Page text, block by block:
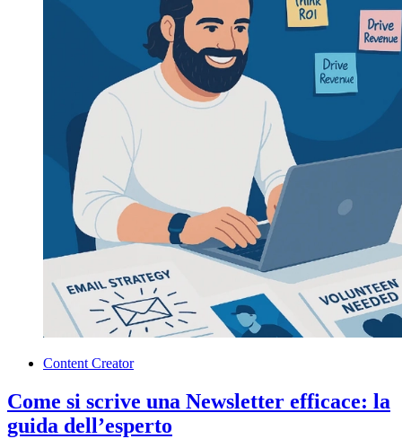
Content Creator
Come si scrive una Newsletter efficace: la
guida dell’esperto